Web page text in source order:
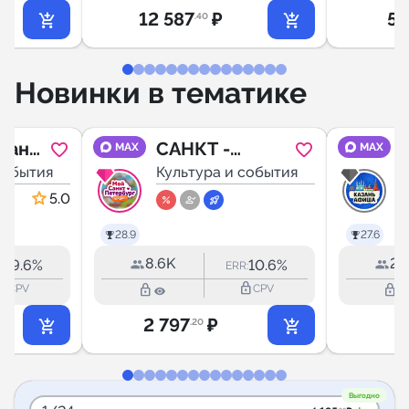
12 587.40 ₽ 5
Новинки в тематике
5.0
39.6%
CPV
MAX
28.9
САНКТ -
ПЕТЕРБУРГ
Культура и события
8.6K ERR:10.6%
lock_outline lock_outlineCPV
2 797.20 ₽
MAX
27.6
lock_outline
Выгодно